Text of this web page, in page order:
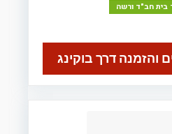
בית חב"ד ורשה
והזמנה דרך בוקינג